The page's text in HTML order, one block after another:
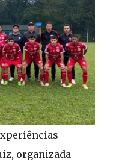
organizada